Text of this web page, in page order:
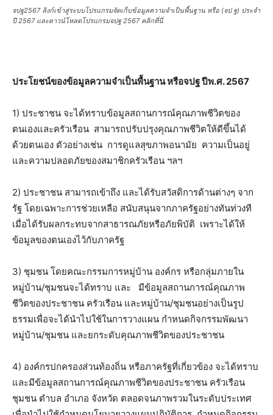
จปฐ2567 ลิงก์เข้าสู่ระบบโปรแกรมจัดเก็บข้อมูลความจำเป็นพื้นฐาน หรือ (จป ฐ) ประจำ
ปี 2567 และดาวน์โหลดโปรแกรมจปฐ 2567 คลิกที่นี่
ประโยชน์ของข้อมูลความจำเป็นพื้นฐาน หรือจปฐ ปีพ.ศ. 2567
1) ประชาชน จะได้ทราบข้อมูลสถานการณ์คุณภาพชีวิตของ
ตนเองและครัวเรือน สามารถปรับปรุงคุณภาพชีวิตให้ดีขึ้นได้
ด้วยตนเอง ตัวอย่างเช่น การดูแลสุขภาพอนามัย ความเป็นอยู่
และความปลอดภัยของสมาชิกครัวเรือน ฯลฯ
2) ประชาชน สามารถเข้าถึง และได้รับสวัสดิการด้านต่างๆ จาก
รัฐ โดยเฉพาะการช่วยเหลือ สนับสนุนจากภาครัฐอย่างทันท่วงที
เมื่อได้รับผลกระทบจากสาธารณภัยหรือภัยพิบัติ เพราะได้ให้
ข้อมูลของตนเองไว้กับภาครัฐ
3) ชุมชน โดยคณะกรรมการหมู่บ้าน องค์กร หรือกลุ่มภายใน
หมู่บ้าน/ชุมชนจะได้ทราบ และ มีข้อมูลสถานการณ์คุณภาพ
ชีวิตของประชาชน ครัวเรือน และหมู่บ้าน/ชุมชนอย่างเป็นรูป
ธรรมเพื่อจะได้นำไปใช้ในการวางแผน กำหนดกิจกรรมพัฒนา
หมู่บ้าน/ชุมชน และยกระดับคุณภาพชีวิตของประชาชน
4) องค์กรปกครองส่วนท้องถิ่น หรือภาครัฐที่เกี่ยวข้อง จะได้ทราบ
และมีข้อมูลสถานการณ์คุณภาพชีวิตของประชาชน ครัวเรือน
ชุมชน ตำบล อำเภอ จังหวัด ตลอดจนภาพรวมในระดับประเทศ